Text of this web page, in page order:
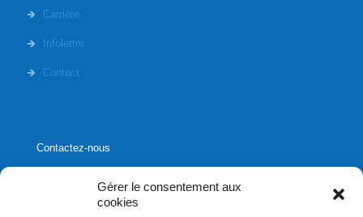
Gérer le consentement aux
cookies
Carrière
Infolettre
Contact
Contactez-nous